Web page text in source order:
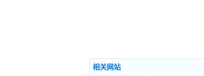
相关网站